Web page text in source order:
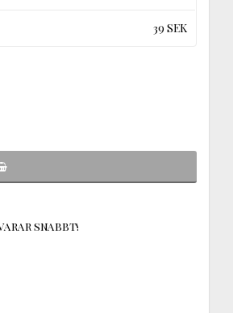
39 SEK
snabbt!